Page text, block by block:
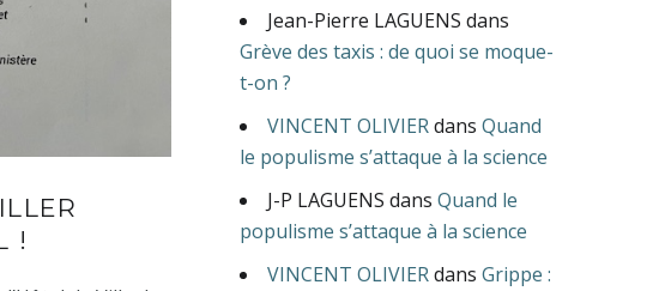
!
Jean-Pierre LAGUENS dans
Grève des taxis : de quoi se moque-
t-on ?
VINCENT OLIVIERdans Quand
le populisme s’attaque à la science
J-P LAGUENS dans Quand le
populisme s’attaque à la science
VINCENT OLIVIERdans Grippe :